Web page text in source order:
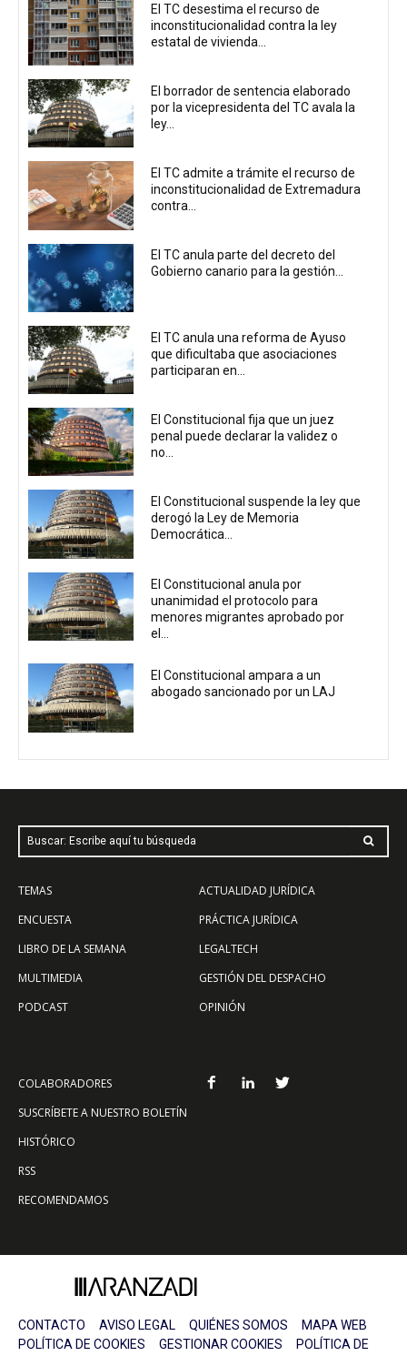
El TC desestima el recurso de
inconstitucionalidad contra la ley
estatal de vivienda...
El borrador de sentencia elaborado
por la vicepresidenta del TC avala la
ley...
El TC admite a trámite el recurso de
inconstitucionalidad de Extremadura
contra...
El TC anula parte del decreto del
Gobierno canario para la gestión...
El TC anula una reforma de Ayuso
que dificultaba que asociaciones
participaran en...
El Constitucional fija que un juez
penal puede declarar la validez o
no...
El Constitucional suspende la ley que
derogó la Ley de Memoria
Democrática...
El Constitucional anula por
unanimidad el protocolo para
menores migrantes aprobado por
el...
El Constitucional ampara a un
abogado sancionado por un LAJ
Buscar: Escribe aquí tu búsqueda
TEMAS
ENCUESTA
LIBRO DE LA SEMANA
MULTIMEDIA
PODCAST
ACTUALIDAD JURÍDICA
PRÁCTICA JURÍDICA
LEGALTECH
GESTIÓN DEL DESPACHO
OPINIÓN
COLABORADORES
SUSCRÍBETE A NUESTRO BOLETÍN
HISTÓRICO
RSS
RECOMENDAMOS
CONTACTO AVISO LEGAL QUIÉNES SOMOS
MAPA WEB
POLÍTICA DE COOKIES
GESTIONAR COOKIES
POLÍTICA DE